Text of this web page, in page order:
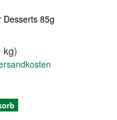
Desserts 85g
kg)